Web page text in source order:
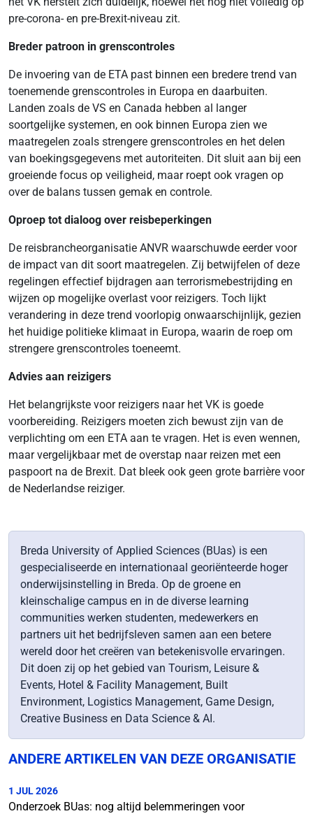
pre-corona- en pre-Brexit-niveau zit.
Breder patroon in grenscontroles
De invoering van de ETA past binnen een bredere trend van
toenemende grenscontroles in Europa en daarbuiten.
Landen zoals de VS en Canada hebben al langer
soortgelijke systemen, en ook binnen Europa zien we
maatregelen zoals strengere grenscontroles en het delen
van boekingsgegevens met autoriteiten. Dit sluit aan bij een
groeiende focus op veiligheid, maar roept ook vragen op
over de balans tussen gemak en controle.
Oproep tot dialoog over reisbeperkingen
De reisbrancheorganisatie ANVR waarschuwde eerder voor
de impact van dit soort maatregelen. Zij betwijfelen of deze
regelingen effectief bijdragen aan terrorismebestrijding en
wijzen op mogelijke overlast voor reizigers. Toch lijkt
verandering in deze trend voorlopig onwaarschijnlijk, gezien
het huidige politieke klimaat in Europa, waarin de roep om
strengere grenscontroles toeneemt.
Advies aan reizigers
Het belangrijkste voor reizigers naar het VK is goede
voorbereiding. Reizigers moeten zich bewust zijn van de
verplichting om een ETA aan te vragen. Het is even wennen,
maar vergelijkbaar met de overstap naar reizen met een
paspoort na de Brexit. Dat bleek ook geen grote barrière voor
de Nederlandse reiziger.
Breda University of Applied Sciences (BUas) is een
gespecialiseerde en internationaal georiënteerde hoger
onderwijsinstelling in Breda. Op de groene en
kleinschalige campus en in de diverse learning
communities werken studenten, medewerkers en
partners uit het bedrijfsleven samen aan een betere
wereld door het creëren van betekenisvolle ervaringen.
Dit doen zij op het gebied van Tourism, Leisure &
Events, Hotel & Facility Management, Built
Environment, Logistics Management, Game Design,
Creative Business en Data Science & AI.
ANDERE ARTIKELEN VAN DEZE ORGANISATIE
1 JUL 2026
Onderzoek BUas: nog altijd belemmeringen voor